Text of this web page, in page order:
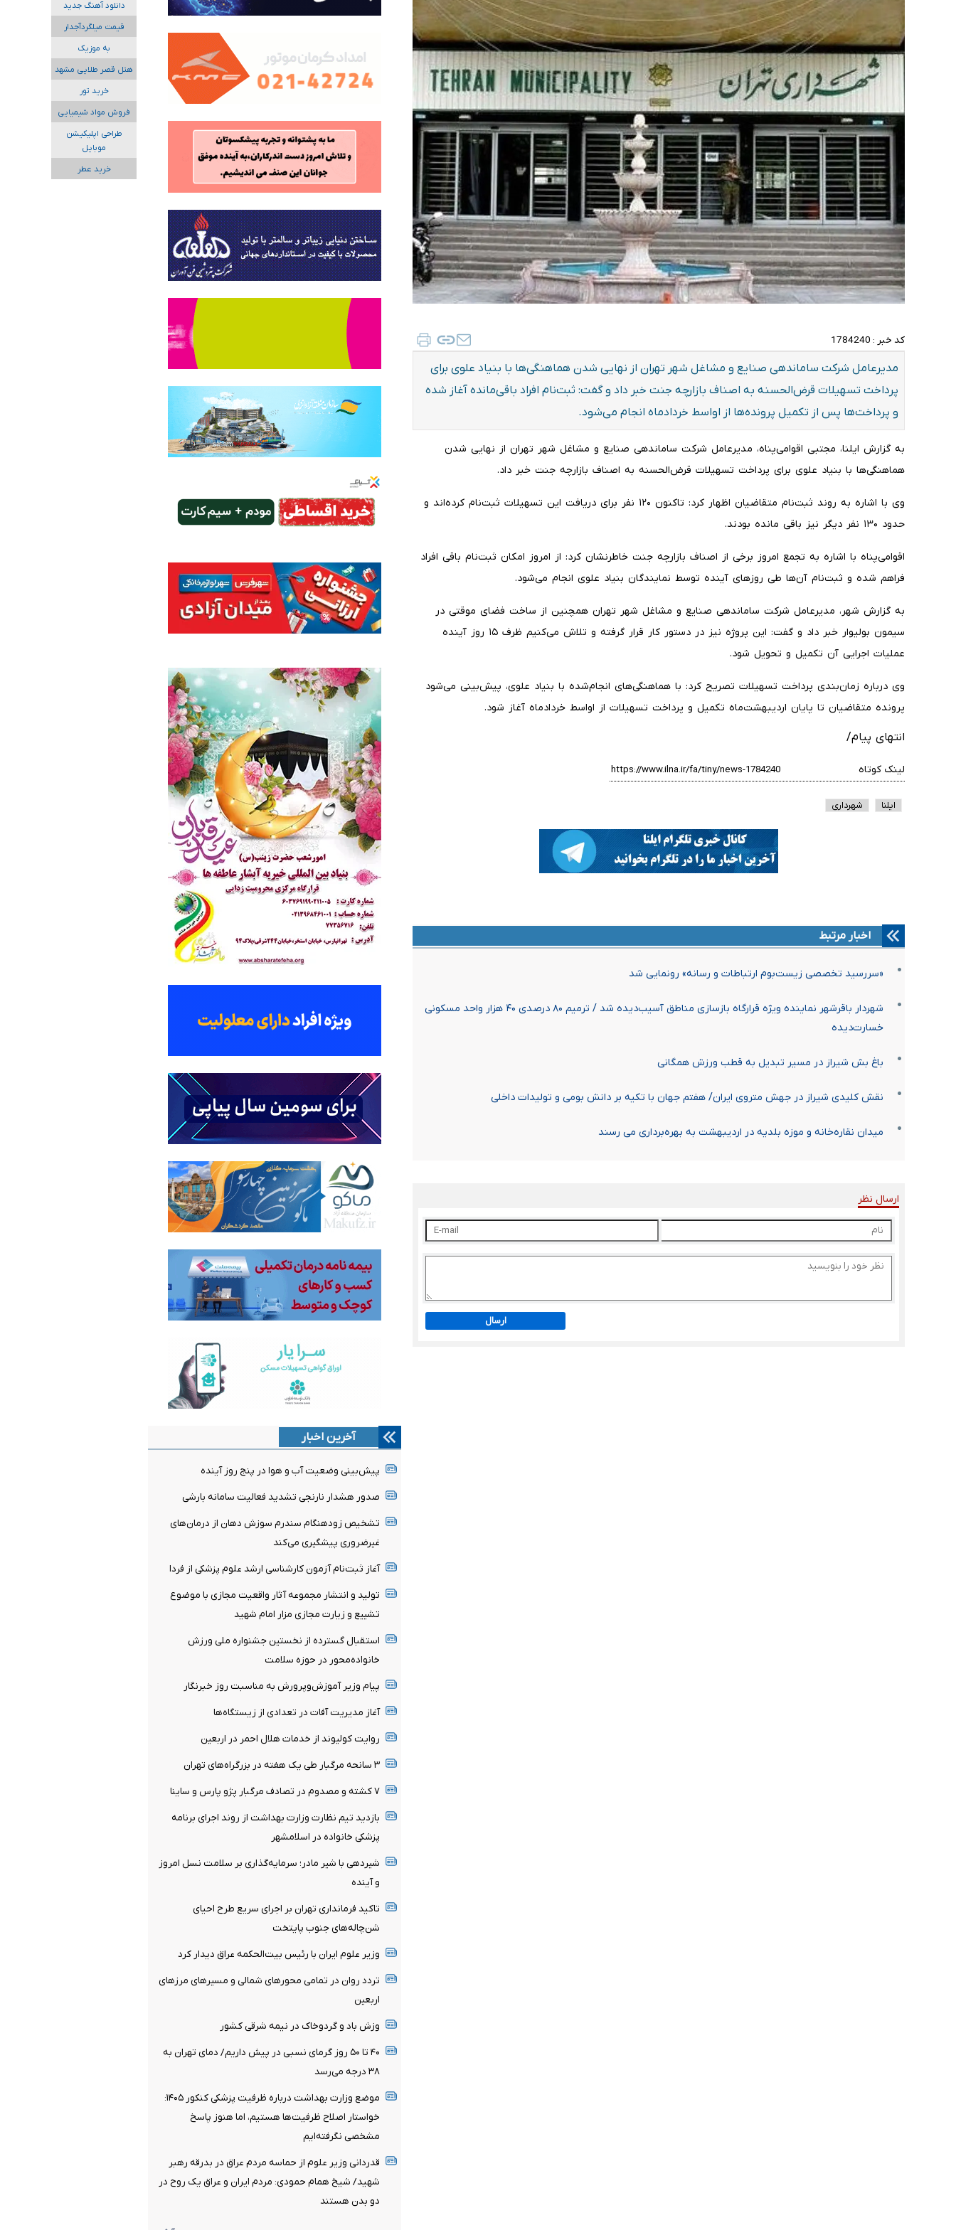
کد خبر : 1784240
مدیرعامل شرکت ساماندهی صنایع و مشاغل شهر تهران از نهایی شدن هماهنگی‌ها با بنیاد علوی برای
پرداخت تسهیلات قرض‌الحسنه به اصناف بازارچه جنت خبر داد و گفت: ثبت‌نام افراد باقی‌مانده آغاز شده
و پرداخت‌ها پس از تکمیل پرونده‌ها از اواسط خردادماه انجام می‌شود.
به گزارش ایلنا،‌ مجتبی اقوامی‌پناه، مدیرعامل شرکت ساماندهی صنایع و مشاغل شهر تهران از نهایی شدن
هماهنگی‌ها با بنیاد علوی برای پرداخت تسهیلات قرض‌الحسنه به اصناف بازارچه جنت خبر داد.
وی با اشاره به روند ثبت‌نام متقاضیان اظهار کرد: تاکنون ۱۲۰ نفر برای دریافت این تسهیلات ثبت‌نام کرده‌اند و
حدود ۱۳۰ نفر دیگر نیز باقی مانده بودند.
اقوامی‌پناه با اشاره به تجمع امروز برخی از اصناف بازارچه جنت خاطرنشان کرد: از امروز امکان ثبت‌نام باقی افراد
فراهم شده و ثبت‌نام آن‌ها طی روزهای‌ آینده توسط نمایندگان بنیاد علوی انجام می‌شود.
به گزارش شهر، مدیرعامل شرکت ساماندهی صنایع و مشاغل شهر تهران همچنین از ساخت فضای موقتی در
سیمون بولیوار خبر داد و گفت: این پروژه نیز در دستور کار قرار گرفته و تلاش می‌کنیم ظرف ۱۵ روز آینده
عملیات اجرایی آن تکمیل و تحویل شود.
وی درباره زمان‌بندی پرداخت تسهیلات تصریح کرد: با هماهنگی‌های انجام‌شده با بنیاد علوی، پیش‌بینی می‌شود
پرونده متقاضیان تا پایان اردیبهشت‌ماه تکمیل و پرداخت تسهیلات از اواسط خردادماه آغاز شود.
انتهای پیام/
لینک کوتاه
ایلنا شهرداری
اخبار مرتبط
«سررسید تخصصی زیست‌بوم ارتباطات و رسانه» رونمایی شد
شهردار باقرشهر نماینده ویژه قرارگاه بازسازی مناطق آسیب‌دیده شد / ترمیم ۸۰ درصدی ۴۰ هزار واحد مسکونی
خسارت‌دیده
باغ بش شیراز در مسیر تبدیل به قطب ورزش همگانی
نقش کلیدی شیراز در جهش متروی ایران/ هفتم جهان با تکیه بر دانش بومی و تولیدات داخلی
میدان نقاره‌خانه و موزه بلدیه در اردیبهشت‌ به بهره‌برداری می رسند
ارسال نظر
ارسال
آخرین اخبار
پیش‌بینی وضعیت آب و هوا در پنج روز آینده
صدور هشدار نارنجی تشدید فعالیت سامانه بارشی
تشخیص زودهنگام سندرم سوزش دهان از درمان‌های
غیرضروری پیشگیری می‌کند
آغاز ثبت‌نام‌ آزمون کارشناسی ارشد علوم پزشکی از فردا
تولید و انتشار مجموعه آثار واقعیت مجازی با موضوع
تشییع و زیارت مجازی مزار امام شهید
استقبال گسترده از نخستین جشنواره ملی ورزش
خانواده‌محور در حوزه سلامت
پیام وزیر آموزش‌وپرورش به مناسبت روز خبرنگار
آغاز مدیریت آفات در تعدادی از زیستگاه‌ها
روایت کولیوند از خدمات هلال احمر در اربعین
۳ سانحه مرگبار طی یک هفته در بزرگراه‌های تهران
۷ کشته و مصدوم در تصادف مرگبار پژو پارس و ساینا
بازدید تیم نظارت وزارت بهداشت از روند اجرای برنامه
پزشکی خانواده در اسلامشهر
شیردهی با شیر مادر؛ سرمایه‌گذاری بر سلامت نسل امروز
و آینده
تاکید فرمانداری تهران بر اجرای سریع طرح احیای
شن‌چاله‌های جنوب پایتخت
وزیر علوم ایران با رئیس بیت‌الحکمه عراق دیدار کرد
تردد روان در تمامی محورهای شمالی و مسیرهای مرزهای
اربعین
وزش باد و گردوخاک در نیمه شرقی کشور
۴۰ تا ۵۰ روز گرمای نسبی در پیش داریم/ دمای تهران به
۳۸ درجه می‌رسد
موضع وزارت بهداشت درباره ظرفیت پزشکی کنکور ۱۴۰۵:
خواستار اصلاح ظرفیت‌ها هستیم، اما هنوز پاسخ
مشخصی نگرفته‌ایم
قدردانی وزیر علوم از حماسه مردم عراق در بدرقه رهبر
شهید/ شیخ همام حمودی: مردم ایران و عراق یک روح در
دو بدن هستند
دانلود آهنگ جدید
قیمت میلگردآجدار
به موزیک
هتل قصر طلایی مشهد
خرید تور
فروش مواد شیمیایی
طراحی اپلیکیشن
موبایل
خرید عطر